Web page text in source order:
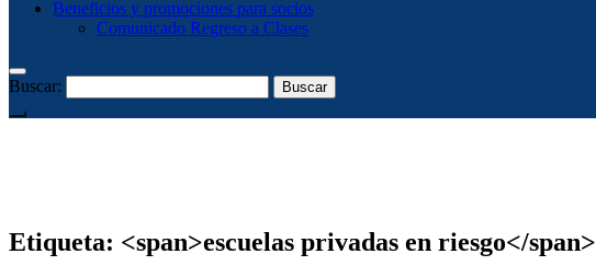
Beneficios y promociones para socios
Comunicado Regreso a Clases
Buscar:
Etiqueta: <span>escuelas privadas en riesgo</span>